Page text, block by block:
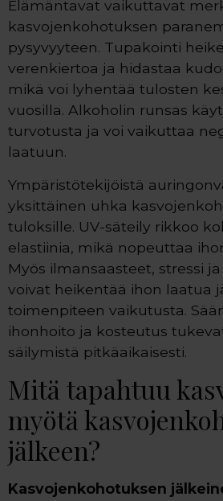
Elämäntavat vaikuttavat
kasvojenkohotuksen
pysyvyyteen. Tupakointi
verenkiertoa ja hidastaa
mikä voi lyhentää tulosten
vuosilla. Alkoholin runsas
turvotusta ja voi vaikuttaa
laatuun.
Ympäristötekijöistä
yksittäinen uhka
tuloksille. UV-säteily rikkoo
elastiinia, mikä nopeuttaa
Myös ilmansaasteet, stressi
voivat heikentää ihon laatua
toimenpiteen vaikutusta.
ihonhoito ja kosteutus
säilymistä pitkäaikaisesti.
Mitä tapahtuu
myötä
jälkeen?
Kasvojenkohotuksen